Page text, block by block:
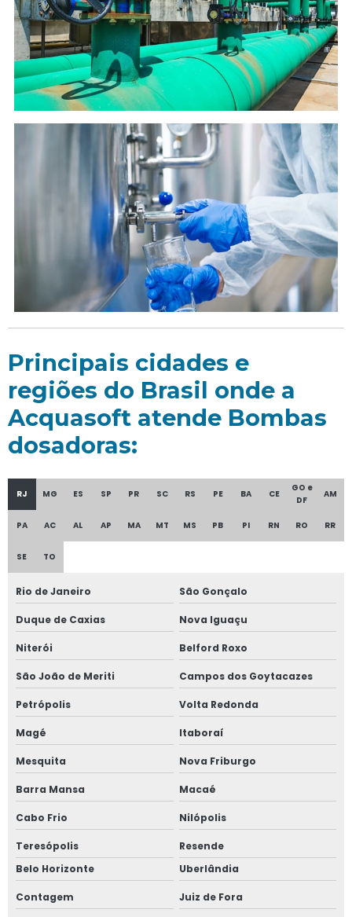
Principais cidades e
regiões do Brasil onde a
Acquasoft atende Bombas
dosadoras:
RJ MG ES SP PR SC RS PE BA CE
GO e
DF
AM
PA AC AL AP MA MT MS PB PI RN RO RR
SE TO
Rio de Janeiro São Gonçalo
Duque de Caxias Nova Iguaçu
Niterói Belford Roxo
São João de Meriti Campos dos Goytacazes
Petrópolis Volta Redonda
Magé Itaboraí
Mesquita Nova Friburgo
Barra Mansa Macaé
Cabo Frio Nilópolis
Teresópolis
Resende
Belo Horizonte
Uberlândia
Contagem Juiz de Fora